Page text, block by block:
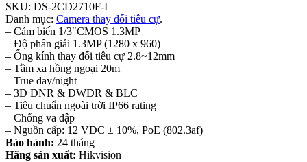
SKU: DS-2CD2710F-I
Danh mục: Camera thay đổi tiêu cự.
– Cảm biến 1/3″CMOS 1.3MP
– Độ phân giải 1.3MP (1280 x 960)
– Ống kính thay đổi tiêu cự 2.8~12mm
– Tầm xa hồng ngoại 20m
– True day/night
– 3D DNR & DWDR & BLC
– Tiêu chuẩn ngoài trời IP66 rating
– Chống va đập
– Nguồn cấp: 12 VDC ± 10%, PoE (802.3af)
Bảo hành: 24 tháng
Hãng sản xuất: Hikvision